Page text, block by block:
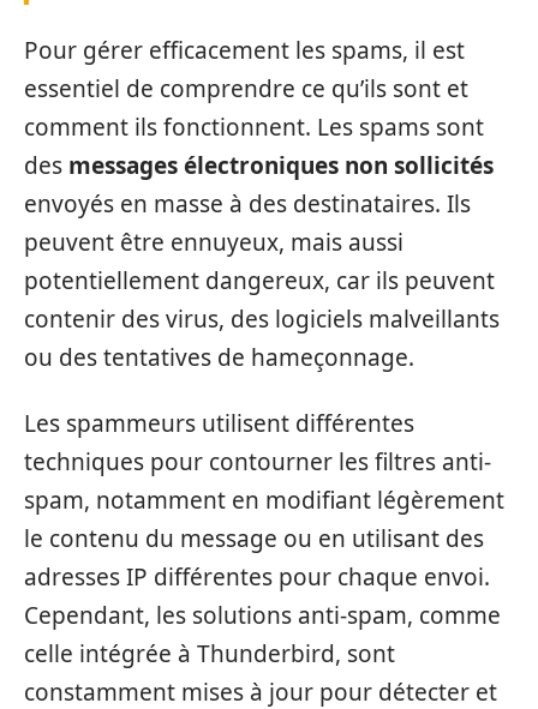
Pour gérer efficacement les spams, il est
essentiel de comprendre ce qu’ils sont et
comment ils fonctionnent. Les spams sont
des messages électroniques non sollicités
envoyés en masse à des destinataires. Ils
peuvent être ennuyeux, mais aussi
potentiellement dangereux, car ils peuvent
contenir des virus, des logiciels malveillants
ou des tentatives de hameçonnage.
Les spammeurs utilisent différentes
techniques pour contourner les filtres anti-
spam, notamment en modifiant légèrement
le contenu du message ou en utilisant des
adresses IP différentes pour chaque envoi.
Cependant, les solutions anti-spam, comme
celle intégrée à Thunderbird, sont
constamment mises à jour pour détecter et